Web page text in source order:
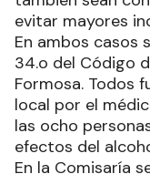
evitar mayores
En ambos casos
34.o del Código
Formosa. Todos
local por el
las ocho
efectos del
En la Comisaría